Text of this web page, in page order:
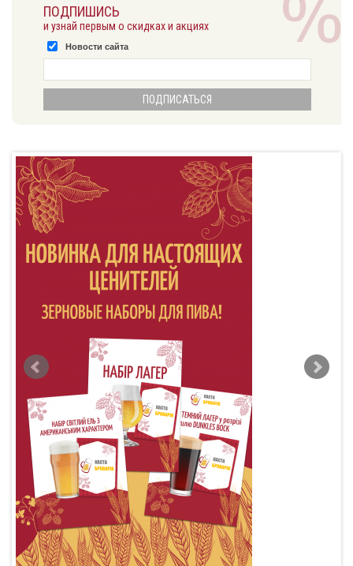
ПОДПИШИСЬ
и узнай первым о скидках и акциях
Новости сайта